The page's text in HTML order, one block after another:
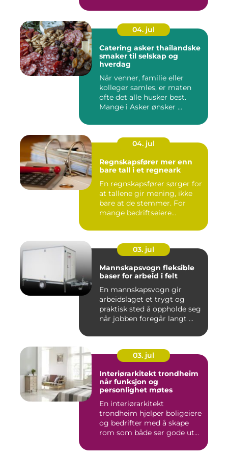
04. jul
Catering asker thailandske
smaker til selskap og
hverdag
Når venner, familie eller
kolleger samles, er maten
ofte det alle husker best.
Mange i Asker ønsker ...
04. jul
Regnskapsfører mer enn
bare tall i et regneark
En regnskapsfører sørger for
at tallene gir mening, ikke
bare at de stemmer. For
mange bedriftseiere...
03. jul
Mannskapsvogn fleksible
baser for arbeid i felt
En mannskapsvogn gir
arbeidslaget et trygt og
praktisk sted å oppholde seg
når jobben foregår langt ...
03. jul
Interiørarkitekt trondheim
når funksjon og
personlighet møtes
En interiørarkitekt
trondheim hjelper boligeiere
og bedrifter med å skape
rom som både ser gode ut